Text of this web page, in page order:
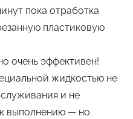
пока отработка
пластиковую
очень эффективен!
жидкостью не
и не
выполнению — но.